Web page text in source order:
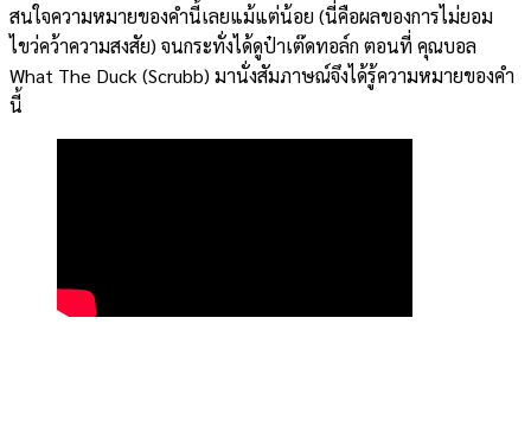
สนใจความหมายของคำนี้เลยแม้แต่น้อย (นี่คือผลของการไม่ยอม
ไขว่คว้าความสงสัย) จนกระทั่งได้ดูป๋าเต๊ดทอล์ก ตอนที่ คุณบอล
What The Duck (Scrubb) มานั่งสัมภาษณ์จึงได้รู้ความหมายของคำ
นี้